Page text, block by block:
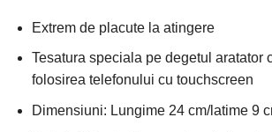
fost:
49,99 lei.
Extrem de placute la atingere
Tesatura speciala pe degetul aratator
folosirea telefonului cu touchscreen
Dimensiuni: Lungime 24 cm/latime 9